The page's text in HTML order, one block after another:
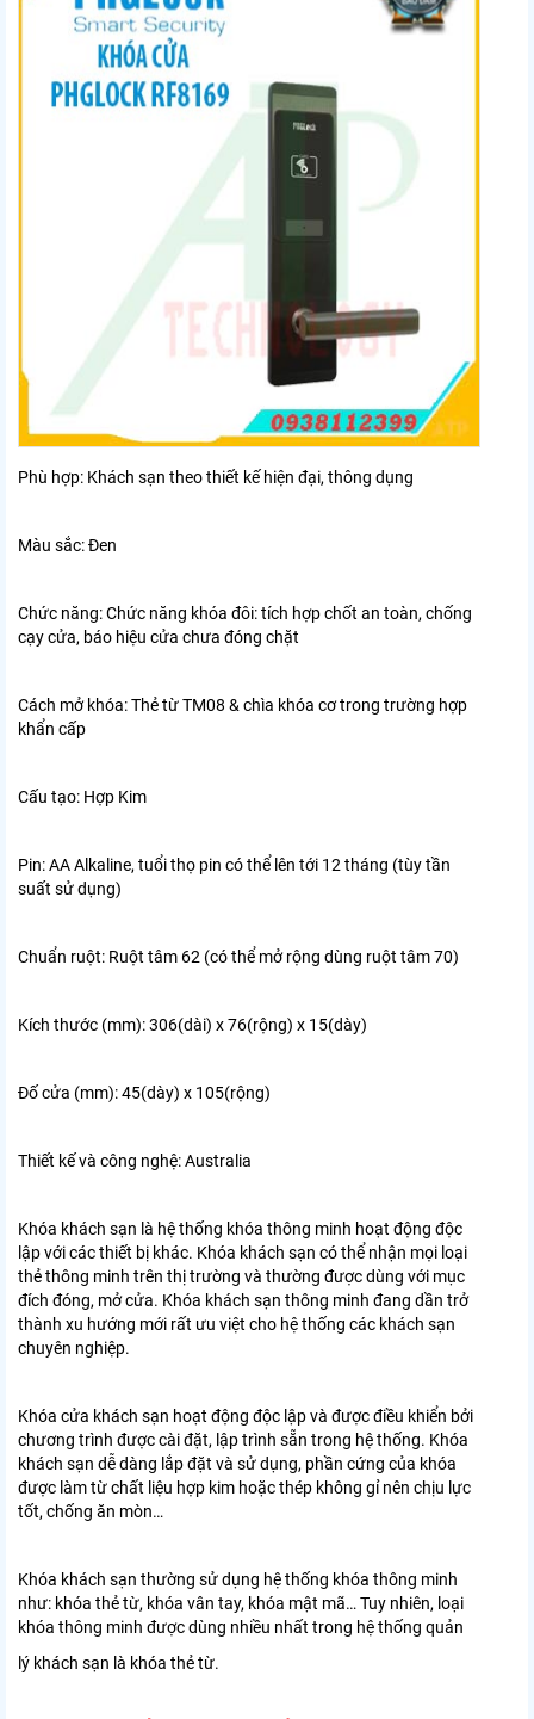
Phù hợp: Khách sạn theo thiết kế hiện đại, thông dụng
Màu sắc: Đen
Chức năng: Chức năng khóa đôi: tích hợp chốt an toàn, chống
cạy cửa, báo hiệu cửa chưa đóng chặt
Cách mở khóa: Thẻ từ TM08 & chìa khóa cơ trong trường hợp
khẩn cấp
Cấu tạo: Hợp Kim
Pin: AA Alkaline, tuổi thọ pin có thể lên tới 12 tháng (tùy tần
suất sử dụng)
Chuẩn ruột: Ruột tâm 62 (có thể mở rộng dùng ruột tâm 70)
Kích thước (mm): 306(dài) x 76(rộng) x 15(dày)
Đố cửa (mm): 45(dày) x 105(rộng)
Thiết kế và công nghệ: Australia
Khóa khách sạn là hệ thống khóa thông minh hoạt động độc
lập với các thiết bị khác. Khóa khách sạn có thể nhận mọi loại
thẻ thông minh trên thị trường và thường được dùng với mục
đích đóng, mở cửa. Khóa khách sạn thông minh đang dần trở
thành xu hướng mới rất ưu việt cho hệ thống các khách sạn
chuyên nghiệp.
Khóa cửa khách sạn hoạt động độc lập và được điều khiển bởi
chương trình được cài đặt, lập trình sẵn trong hệ thống. Khóa
khách sạn dễ dàng lắp đặt và sử dụng, phần cứng của khóa
được làm từ chất liệu hợp kim hoặc thép không gỉ nên chịu lực
tốt, chống ăn mòn…
Khóa khách sạn thường sử dụng hệ thống khóa thông minh
như: khóa thẻ từ, khóa vân tay, khóa mật mã… Tuy nhiên, loại
khóa thông minh được dùng nhiều nhất trong hệ thống quản
lý khách sạn là khóa thẻ từ.